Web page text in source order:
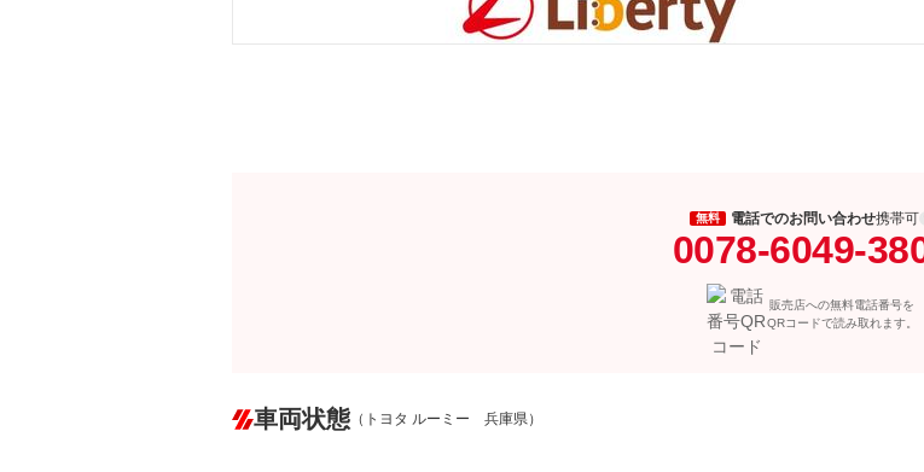
無料 電話でのお問い合わせ携帯可
0078-6049-
販売店への無料電話番号を
QRコードで読み取れます。
車両状態 （トヨタ ルーミー 兵庫県）